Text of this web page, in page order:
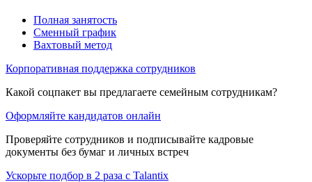
Полная занятость
Сменный график
Вахтовый метод
Корпоративная поддержка сотрудников
Какой соцпакет вы предлагаете семейным сотрудникам?
Оформляйте кандидатов онлайн
Проверяйте сотрудников и подписывайте кадровые
документы без бумаг и личных встреч
Ускорьте подбор в 2 раза с Talantix